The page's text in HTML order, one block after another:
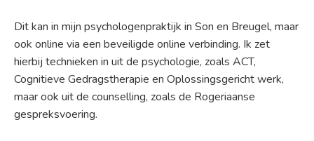
Dit kan in mijn psychologenpraktijk in Son en Breugel, maar
ook online via een beveiligde online verbinding. Ik zet
hierbij technieken in uit de psychologie, zoals ACT,
Cognitieve Gedragstherapie en Oplossingsgericht werk,
maar ook uit de counselling, zoals de Rogeriaanse
gespreksvoering.